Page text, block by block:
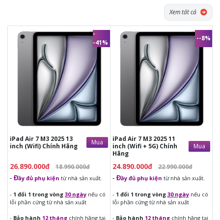
Không chỉ mạnh hơn, chip M3 còn tối ưu khả năng tiết kiệm
điện năng, giúp máy hoạt động mát mẻ, êm ái và duy trì hiệu
suất ổn định trong thời gian dài. Với iPad Air 6, bạn có thể làm
việc chuyên nghiệp mà không cần đến laptop truyền thống.
Xem tất cả
-
-41%
iPad Air 7 M3 2025 13
inch (Wifi) Chính Hãng
Mua
26.890.000đ 18.990.000đ
- Đầy đủ phụ kiện từ nhà sản xuất.
- 1 đổi 1 trong vòng 30 ngày nếu có
lỗi phần cứng từ nhà sản xuất
- Bảo hành 12 tháng chính hãng tại
26.890.000đ 18.990.000đ
ầy đủ phụ kiệntừ nhà sản
1 đổi 1 trong vòng 30 ngày
có lỗi phần cứng từ nhà sản xuất
Bảo hành 12 thángchính hãng
tại trung bảo hành Chính hãng
--8%
iPad Air 7 M3 2025 11
inch (Wifi + 5G) Chính
Hãng
Mua
24.890.000đ 22.990.000đ
- Đầy đủ phụ kiện từ nhà sản xuất.
- 1 đổi 1 trong vòng 30 ngàynếu có
lỗi phần cứng từ nhà sản xuất
- Bảo hành 12 thángchính hãng tại
24.890.000đ 22.990.000đ
ầy đủ phụ kiệntừ nhà sản
1 đổi 1 trong vòng 30 ngày
có lỗi phần cứng từ nhà sản xuất
Bảo hành 12 thángchính hãng
tại trung bảo hành Chính hãng